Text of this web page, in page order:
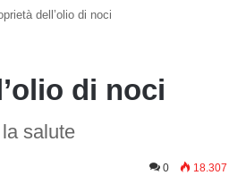
dell’olio di noci
di noci
salute
0 18.307